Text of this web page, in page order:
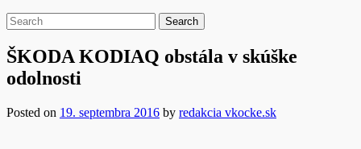
ŠKODA KODIAQ obstála v skúške
odolnosti
Posted on 19. septembra 2016 by redakcia vkocke.sk